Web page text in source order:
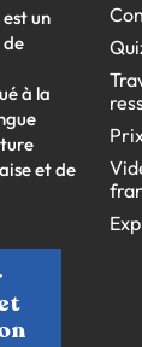
un
de
à la
et de